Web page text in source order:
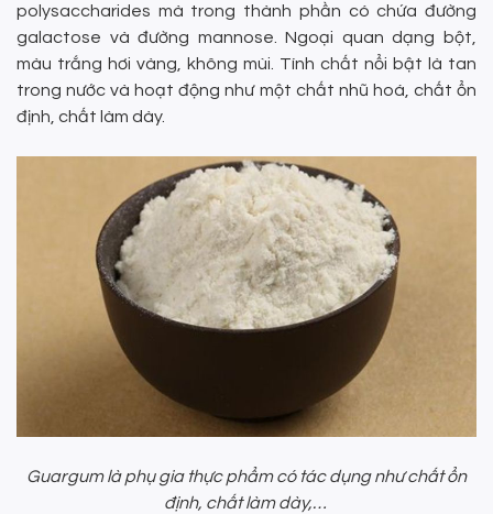
polysaccharides mà trong thành phần có chứa đường
galactose và đường mannose. Ngoại quan dạng bột,
màu trắng hơi vàng, không mùi. Tính chất nổi bật là tan
trong nước và hoạt động như một chất nhũ hoá, chất ổn
định, chất làm dày.
Guargum là phụ gia thực phẩm có tác dụng như chất ổn
định, chất làm dày,…